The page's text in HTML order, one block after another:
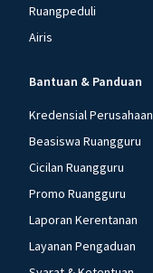
Ruangpeduli
Airis
Bantuan & Panduan
Kredensial Perusahaan
Beasiswa Ruangguru
Cicilan Ruangguru
Promo Ruangguru
Laporan Kerentanan
Layanan Pengaduan